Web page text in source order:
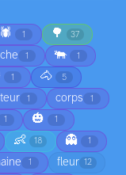
🕷️ 1 🌳 37
1 🐃 1
1 🐴 5
1 corps 1
1 🎃 1
👶 18 👻 1
1 fleur 12